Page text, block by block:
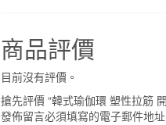
商品評價
目前沒有評價。
搶先評價 “韓式瑜伽環 塑性拉筋
發佈留言必須填寫的電子郵件地址